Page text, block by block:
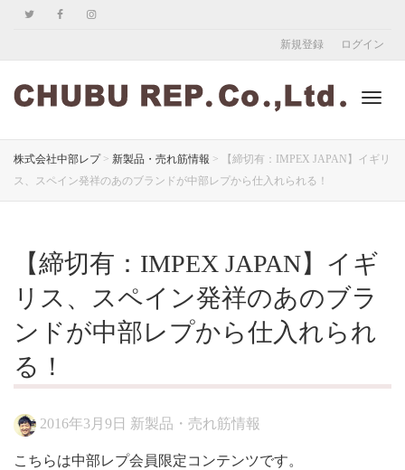
新規登録 ログイン
株式会社中部レプ> 新製品・売れ筋情報 >
【締切有：IMPEX JAPAN】イギリ
ス、スペイン発祥のあのブランドが中部レプから仕入れられる！
【締切有：IMPEX JAPAN】イギ
リス、スペイン発祥のあのブラ
ンドが中部レプから仕入れられ
る！
2016年3月9日 新製品・売れ筋情報
こちらは中部レプ会員限定コンテンツです。